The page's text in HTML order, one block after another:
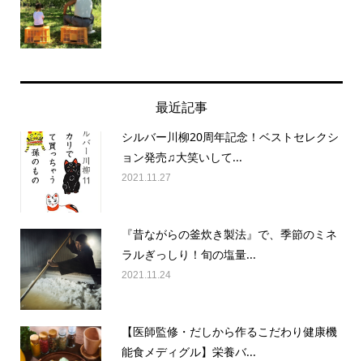
最近記事
シルバー川柳20周年記念！ベストセレクシ
ョン発売♫大笑いして...
2021.11.27
『昔ながらの釜炊き製法』で、季節のミネ
ラルぎっしり！旬の塩量...
2021.11.24
【医師監修・だしから作るこだわり健康機
能食メディグル】栄養バ...